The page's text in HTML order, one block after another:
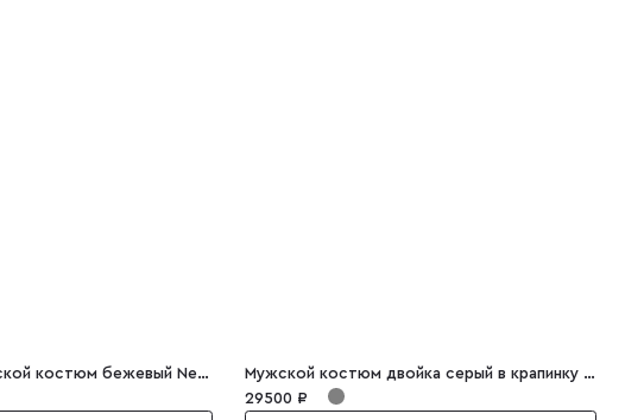
Двубортный мужской костюм бежевый Nestor
Мужской костюм двойка серый в крапинку Fausto
29500 ₽